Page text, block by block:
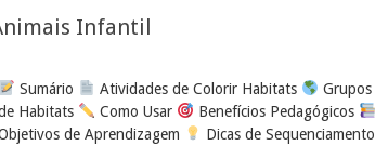
Infantil
Sumário Atividades de Colorir Habitats
Grupos
Habitats
Como Usar
Benefícios Pedagógicos
de Aprendizagem
Dicas de Sequenciamento